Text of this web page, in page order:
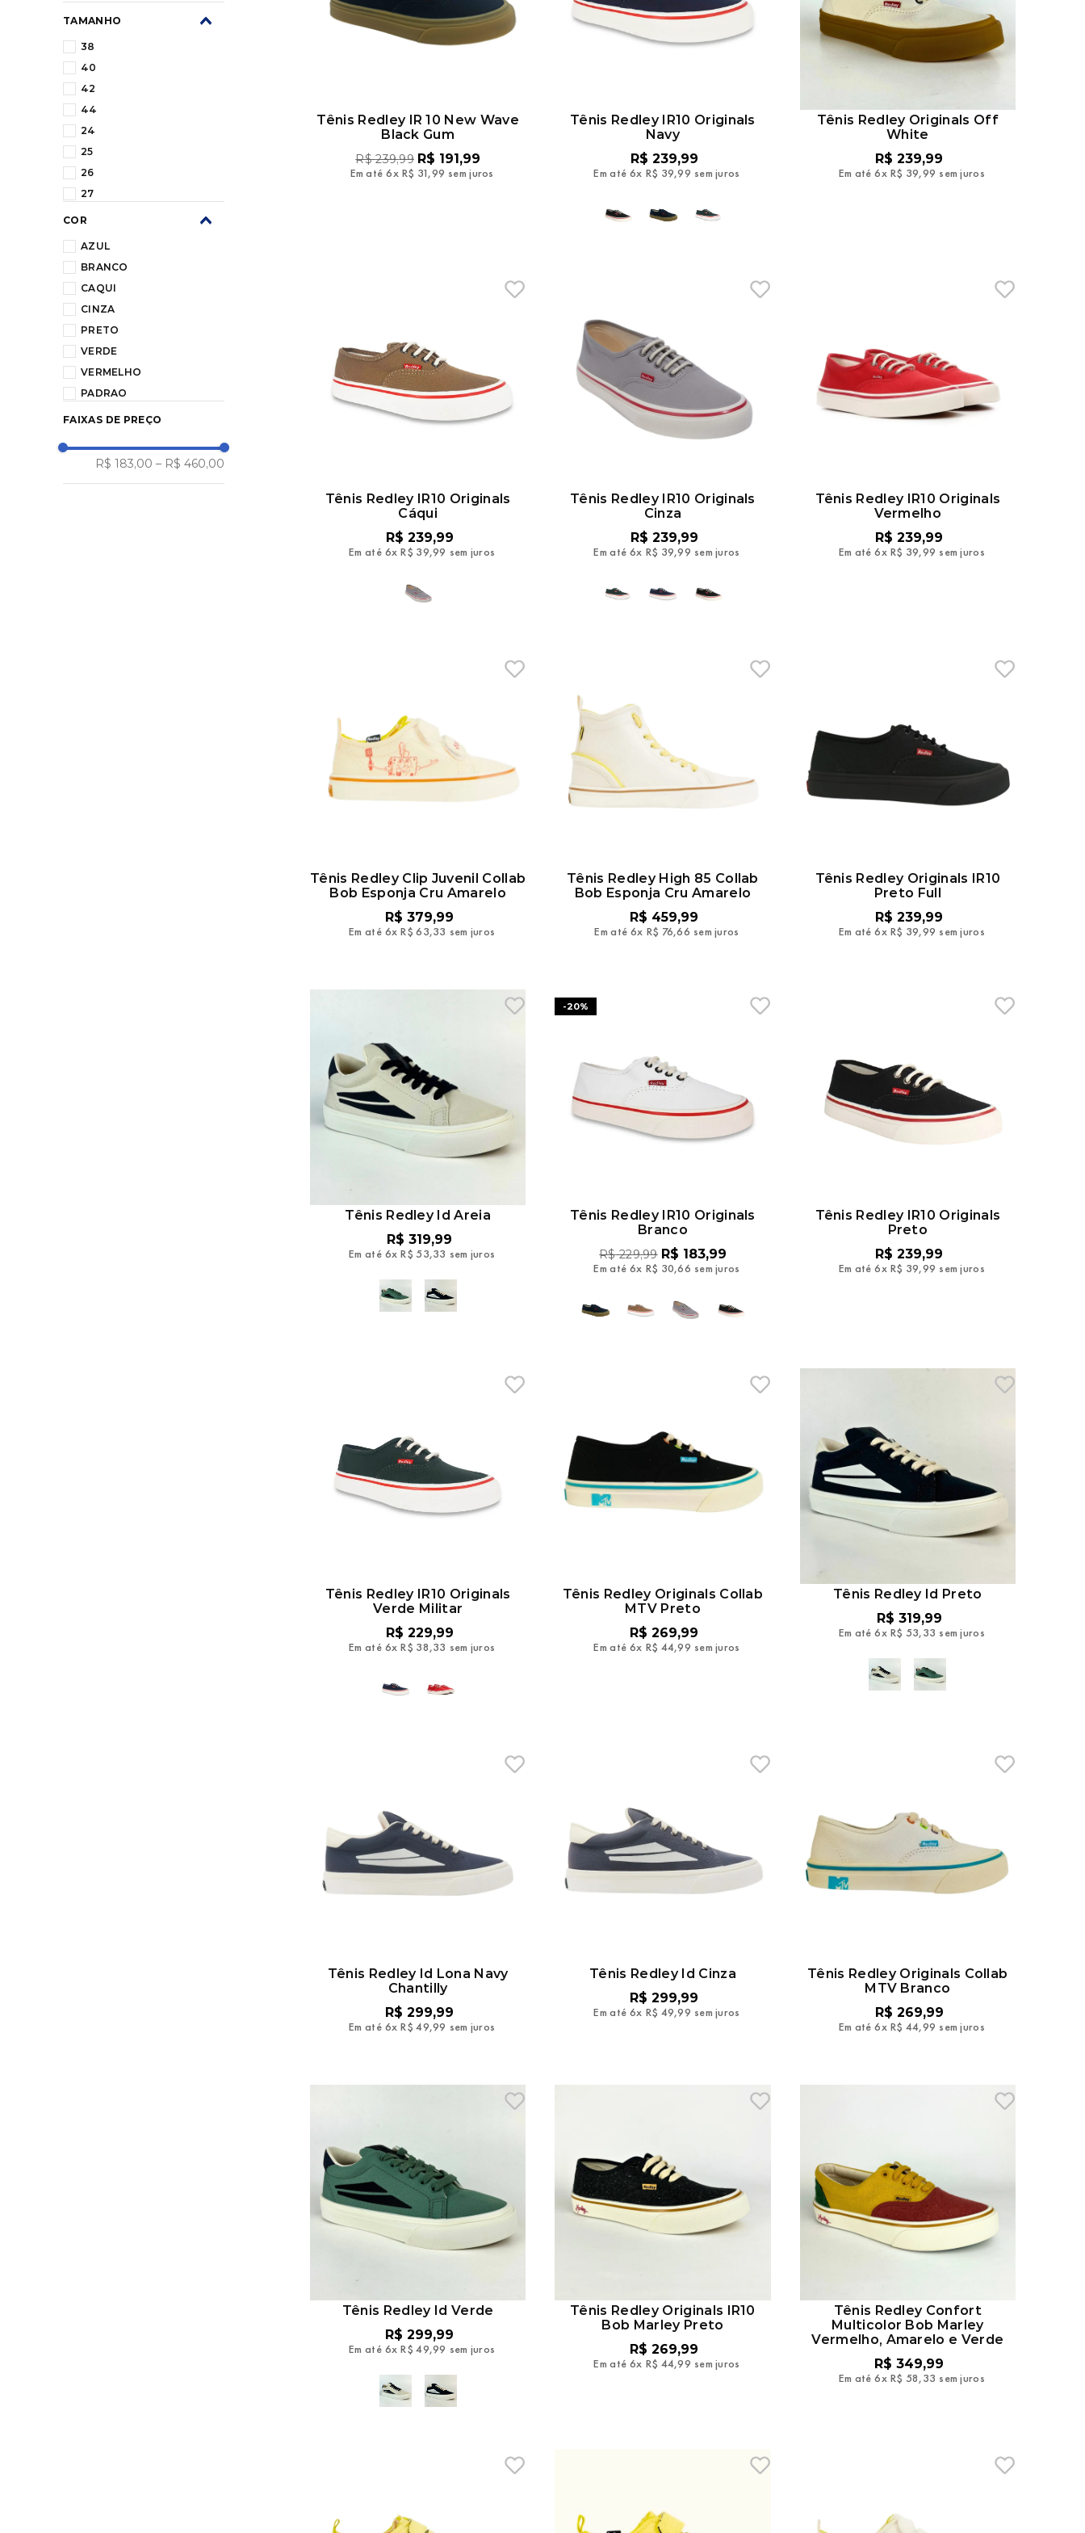
COR
AZUL
BRANCO
CAQUI
CINZA
PRETO
VERDE
VERMELHO
PADRAO
VERM/AMARELO/VERD
VERDE MUSGO/PRETO
TAMANHO
38
40
42
44
24
25
26
27
31
43
FAIXAS DE PREÇO
R$ 183,00 – R$ 460,00
Tênis Redley IR 10 New Wave
Black Gum
R$ 239,99 R$ 191,99
Em até 6x R$ 31,99 sem juros
Tênis Redley IR10 Originals
Navy
R$ 239,99
Em até 6x R$ 39,99 sem juros
Tênis Redley Originals Off
White
R$ 239,99
Em até 6x R$ 39,99 sem juros
Tênis Redley IR10 Originals
Cáqui
R$ 239,99
Em até 6x R$ 39,99 sem juros
Tênis Redley IR10 Originals
Cinza
R$ 239,99
Em até 6x R$ 39,99 sem juros
Tênis Redley IR10 Originals
Vermelho
R$ 239,99
Em até 6x R$ 39,99 sem juros
Tênis Redley Clip Juvenil Collab
Bob Esponja Cru Amarelo
R$ 379,99
Em até 6x R$ 63,33 sem juros
Tênis Redley High 85 Collab
Bob Esponja Cru Amarelo
R$ 459,99
Em até 6x R$ 76,66 sem juros
Tênis Redley Originals IR10
Preto Full
R$ 239,99
Em até 6x R$ 39,99 sem juros
Tênis Redley Id Areia
R$ 319,99
Em até 6x R$ 53,33 sem juros
-20%
Tênis Redley IR10 Originals
Branco
R$ 229,99 R$ 183,99
Em até 6x R$ 30,66 sem juros
Tênis Redley IR10 Originals
Preto
R$ 239,99
Em até 6x R$ 39,99 sem juros
Tênis Redley IR10 Originals
Verde Militar
R$ 229,99
Em até 6x R$ 38,33 sem juros
Tênis Redley Originals Collab
MTV Preto
R$ 269,99
Em até 6x R$ 44,99 sem juros
Tênis Redley Id Preto
R$ 319,99
Em até 6x R$ 53,33 sem juros
Tênis Redley Id Lona Navy
Chantilly
R$ 299,99
Em até 6x R$ 49,99 sem juros
Tênis Redley Id Cinza
R$ 299,99
Em até 6x R$ 49,99 sem juros
Tênis Redley Originals Collab
MTV Branco
R$ 269,99
Em até 6x R$ 44,99 sem juros
Tênis Redley Id Verde
R$ 299,99
Em até 6x R$ 49,99 sem juros
Tênis Redley Originals IR10
Bob Marley Preto
R$ 269,99
Em até 6x R$ 44,99 sem juros
Tênis Redley Confort
Multicolor Bob Marley
Vermelho, Amarelo e Verde
R$ 349,99
Em até 6x R$ 58,33 sem juros